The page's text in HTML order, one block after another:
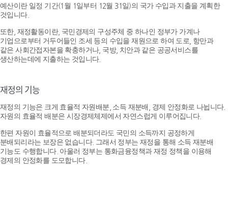
예산이란 일정 기간(1월 1일부터 12월 31일)의 국가 수입과 지출을 계획한
것입니다.
또한, 재정활동이란, 국민경제의 구성주체 중 하나인 정부가 가계나
기업으로부터 거두어들인 조세 등의 수입을 재원으로 하여 도로, 항만과
같은 사회간접자본을 확충하거나, 국방, 치안과 같은 공공서비스를
생산하는데에 지출하는 것입니다.
재정의 기능
재정의 기능은 크게 효율적 자원배분, 소득 재분배, 경제 안정화로 나뉩니다.
자원의 효율적 배분은 시장경제체제에서 자연스럽게 이루어집니다.
한편 자원이 효율적으로 배분되더라도 국민의 소득까지 공정하게
분배되리라는 보장은 없습니다. 그래서 정부는 재정을 통해 소득 재분배
기능도 수행합니다. 아울러 정부는 통화금융정책과 재정 정책을 이용해
경제의 안정화를 도모합니다.